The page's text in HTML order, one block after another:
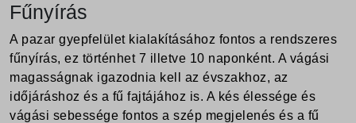
Fűnyírás
A pazar gyepfelület kialakításához fontos a rendszeres
fűnyírás, ez történhet 7 illetve 10 naponként. A vágási
magasságnak igazodnia kell az évszakhoz, az
időjáráshoz és a fű fajtájához is. A kés élessége és
vágási sebessége fontos a szép megjelenés és a fű